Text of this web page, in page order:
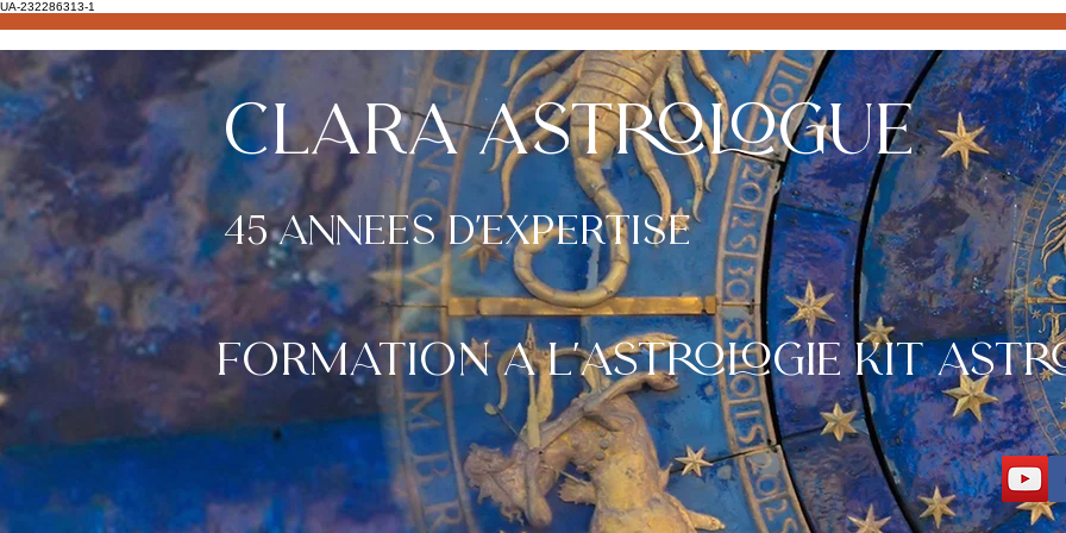
UA-232286313-1
Accueil Apprendre AstrologieThèmes AstrauxThème Astral Annuel BoutiqueContactBlog
CLARA ASTROLOGUE
45 ANNEES D'expertise
formation a l'astrologie kit